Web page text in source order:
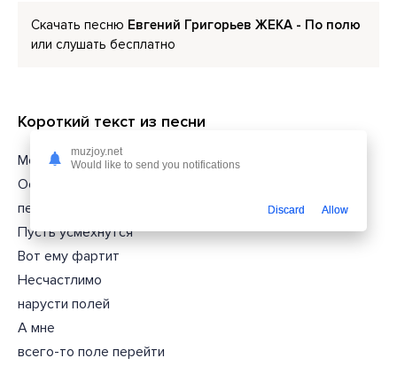
Скачать песню Евгений Григорьев ЖЕКА - По полю
или слушать бесплатно
Короткий текст из песни
Моя жизнь
Осталось поле
перейти всего-то
Пусть усмехнутся
Вот ему фартит
Несчастлимо
нарусти полей
А мне
всего-то поле перейти
muzjoy.net
Would like to send you notifications
Discard Allow